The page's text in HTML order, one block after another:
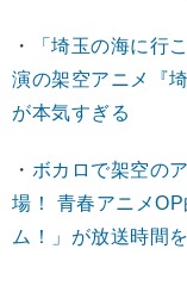
・
「埼玉の海に
演の架空アニメ『
が本気すぎる
・ ボカロで架空の
場！ 青春アニメ
ム！」が放送時間